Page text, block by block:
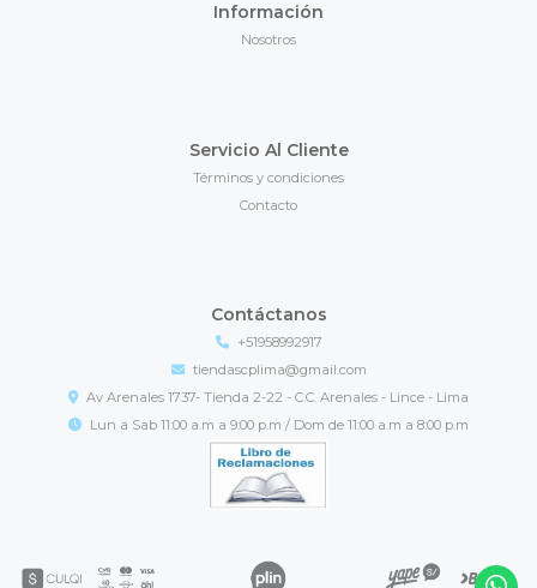
Información
Nosotros
Servicio Al Cliente
Términos y condiciones
Contacto
Contáctanos
+51958992917
tiendascplima@gmail.com
Av Arenales 1737- Tienda 2-22 - C.C. Arenales - Lince - Lima
Lun a Sab 11:00 a.m a 9:00 p.m / Dom de 11:00 a.m a 8:00 p.m